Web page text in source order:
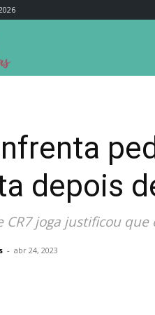
depois
CR7 joga justificou
- abr 24, 2023